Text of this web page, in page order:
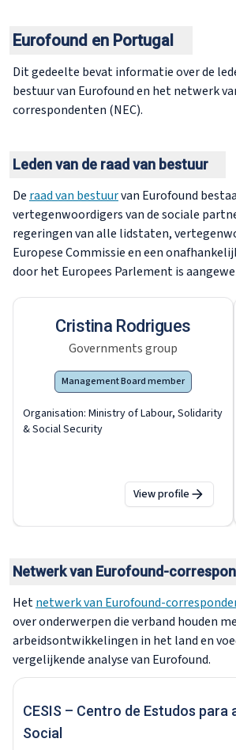
Eurofound en Portugal
Dit gedeelte bevat informatie over de
bestuur van Eurofound en het netwerk
correspondenten (NEC).
Leden van de raad van bestuur
De raad van bestuurvan Eurofound
vertegenwoordigers van de sociale
regeringen van alle lidstaten,
Europese Commissie en een
door het Europees Parlement is
Cristina Rodrigues
Governments group
Management Board member
Organisation: Ministry of Labour, Solidarity
& Social Security
View profile
Netwerk van Eurofound-
Hetnetwerk van Eurofound-
over onderwerpen die verband houden
arbeidsontwikkelingen in het land en
vergelijkende analyse van Eurofound.
CESIS – Centro de Estudos para
Social